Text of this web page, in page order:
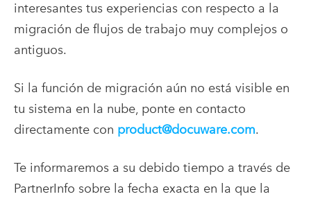
interesantes tus experiencias con respecto a la
migración de flujos de trabajo muy complejos o
antiguos.
Si la función de migración aún no está visible en
tu sistema en la nube, ponte en contacto
directamente con product@docuware.com.
Te informaremos a su debido tiempo a través de
PartnerInfo sobre la fecha exacta en la que la